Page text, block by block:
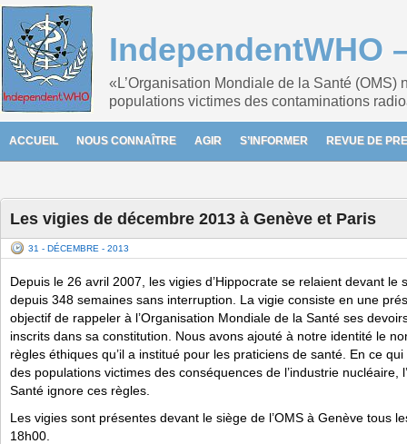
IndependentWHO
«L’Organisation Mondiale de la Santé
populations victimes des contaminations
ACCUEIL NOUS CONNAÎTRE AGIR S’INFORMER REVUE DE
Les vigies de décembre 2013 à Genève et Paris
31 - DÉCEMBRE - 2013
Depuis le 26 avril 2007, les vigies d’Hippocrate se relaient devant le
depuis 348 semaines sans interruption. La vigie consiste en une
objectif de rappeler à l’Organisation Mondiale de la Santé ses
inscrits dans sa constitution. Nous avons ajouté à notre identité le
règles éthiques qu’il a institué pour les praticiens de santé. En ce
des populations victimes des conséquences de l’industrie nucléaire,
Santé ignore ces règles.
Les vigies sont présentes devant le siège de l’OMS à Genève tous
18h00.